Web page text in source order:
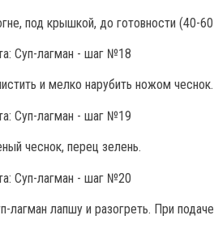
под крышкой, до готовности (40-
и мелко нарубить ножом чеснок.
чеснок, перец зелень.
лагман лапшу и разогреть. При